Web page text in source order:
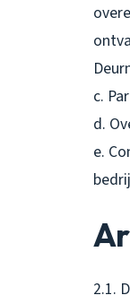
c.
d.
e.
2.1.